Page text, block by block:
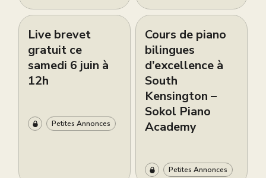
Live brevet
gratuit ce
samedi 6 juin à
12h
Petites Annonces
Cours de piano
bilingues
d’excellence à
South
Kensington –
Sokol Piano
Academy
Petites Annonces